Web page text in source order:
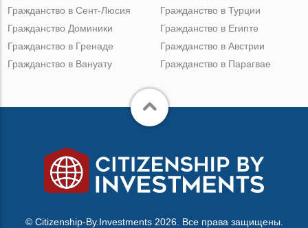
Гражданство в Сент-Люсия
Гражданство Доминики
Гражданство в Гренаде
Гражданство в Вануату
Гражданство в Турции
Гражданство в Египте
Гражданство в Австрии
Гражданство в Парагвае
© Citizenship-By.Investments 2026. Все права защищены.